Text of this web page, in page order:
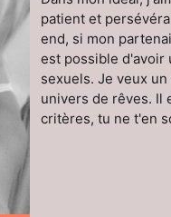
patient et
end, si mon
est possible d'avoir
sexuels. Je veux
univers de rêves. Il
critères, tu ne t'en